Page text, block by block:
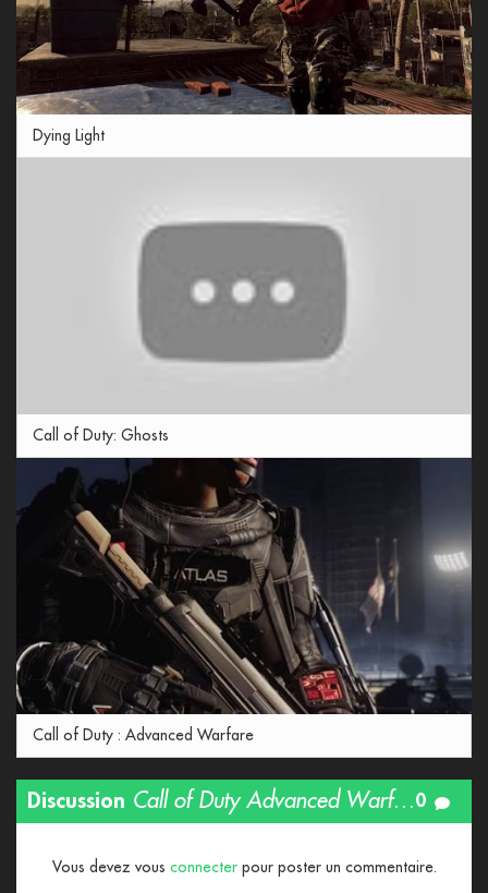
Dying Light
Call of Duty: Ghosts
Call of Duty : Advanced Warfare
0
Discussion Call of Duty Advanced Warfare Trailer de révélation !
Vous devez vous connecterpour poster un commentaire.